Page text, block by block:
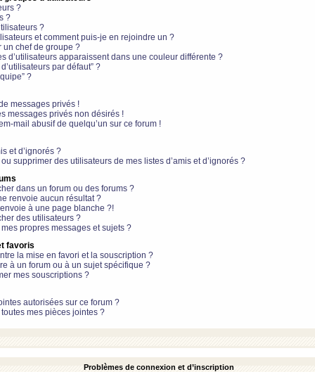
?
?
?
et comment puis-je en rejoindre un ?
un chef de groupe ?
d’utilisateurs apparaissent dans une couleur différente ?
par défaut” ?
?
messages privés !
messages privés non désirés !
mail abusif de quelqu’un sur ce forum !
et d’ignorés ?
supprimer des utilisateurs de mes listes d’amis et d’ignorés ?
dans un forum ou des forums ?
renvoie aucun résultat ?
à une page blanche ?!
des utilisateurs ?
propres messages et sujets ?
favoris
la mise en favori et la souscription ?
à un forum ou à un sujet spécifique ?
mes souscriptions ?
autorisées sur ce forum ?
mes pièces jointes ?
Problèmes de connexion et d’inscription